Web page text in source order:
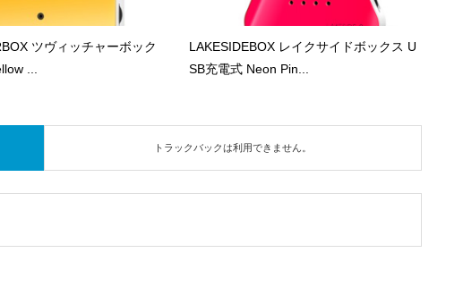
ツヴィッチャーボック
...
LAKESIDEBOX レイクサイドボックス U
SB充電式 Neon Pin...
トラックバックは利用できません。